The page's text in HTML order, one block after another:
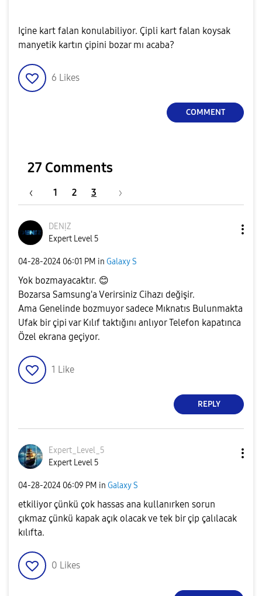
Içine kart falan konulabiliyor. Çipli kart falan koysak
manyetik kartın çipini bozar mı acaba?
6 Likes
COMMENT
27 Comments
1 2 3
DENỊZ
Expert Level 5
‎04-28-2024 06:01 PM in Galaxy S
Yok bozmayacaktır. 😊
Bozarsa Samsung'a Verirsiniz Cihazı değişir.
Ama Genelinde bozmuyor sadece Mıknatıs Bulunmakta
Ufak bir çipi var Kılıf taktığını anlıyor Telefon kapatınca
Özel ekrana geçiyor.
1 Like
REPLY
Expert_Level_5
Expert Level 5
‎04-28-2024 06:09 PM in Galaxy S
etkiliyor çünkü çok hassas ana kullanırken sorun
çıkmaz çünkü kapak açık olacak ve tek bir çip çalılacak
kılıfta.
0 Likes